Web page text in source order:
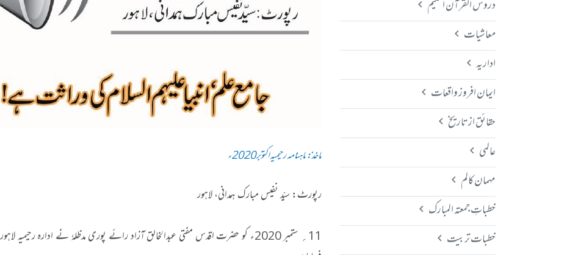
دروس القرآن الحکیم
معاشیات
اداریہ
ایمان افروز واقعات
حقائق از تاریخ
عالمی
مہمان کالم
خطباتِ جمعتہ المبارک
خطبات تربیت
ماخذ: ماہنامہ رحیمیہ اکتوبر2020ء
رپورٹ: سیّد نفیس مبارک ہمدانی، لاہور
11؍ ستمبر 2020ء کو حضرت اقدس مفتی عبدالخالق آزاد رائے پوری مدظلہٗ نے ادارہ